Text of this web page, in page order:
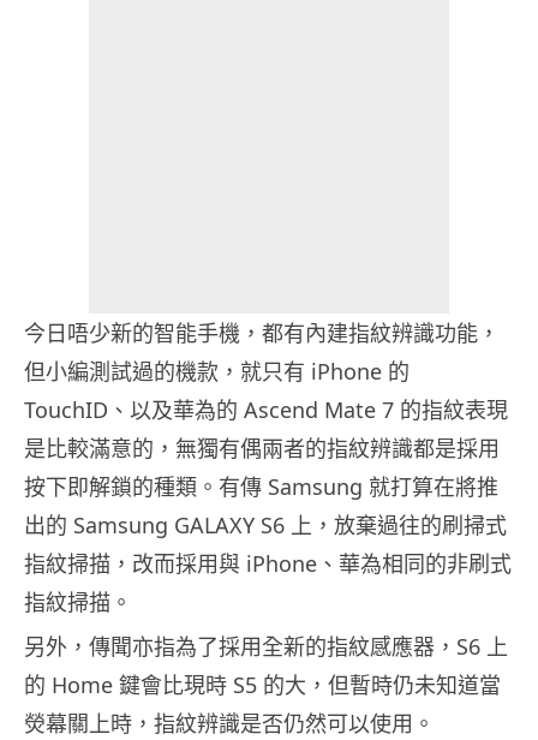
今日唔少新的智能手機，都有內建指紋辨識功能，
但小編測試過的機款，就只有 iPhone 的
TouchID、以及華為的 Ascend Mate 7 的指紋表現
是比較滿意的，無獨有偶兩者的指紋辨識都是採用
按下即解鎖的種類。有傳 Samsung 就打算在將推
出的 Samsung GALAXY S6 上，放棄過往的刷掃式
指紋掃描，改而採用與 iPhone、華為相同的非刷式
指紋掃描。
另外，傳聞亦指為了採用全新的指紋感應器，S6 上
的 Home 鍵會比現時 S5 的大，但暫時仍未知道當
熒幕關上時，指紋辨識是否仍然可以使用。